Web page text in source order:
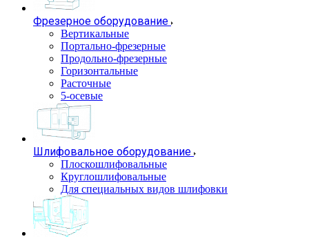
Фрезерное оборудование
Вертикальные
Портально-фрезерные
Продольно-фрезерные
Горизонтальные
Расточные
5-осевые
Шлифовальное оборудование
Плоскошлифовальные
Круглошлифовальные
Для специальных видов шлифовки